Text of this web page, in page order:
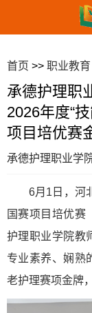
首页 >> 职业教育
承德护理职
2026年度“
项目培优赛
承德护理职业学
6月1日，河
国赛项目培优赛
护理职业学院教
专业素养、娴熟
老护理赛项金牌